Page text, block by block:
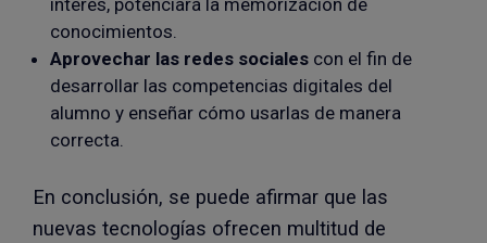
conocimientos.
Aprovechar las redes sociales con el fin de
desarrollar las competencias digitales del
alumno y enseñar cómo usarlas de manera
correcta.
En conclusión, se puede afirmar que las
nuevas tecnologías ofrecen multitud de